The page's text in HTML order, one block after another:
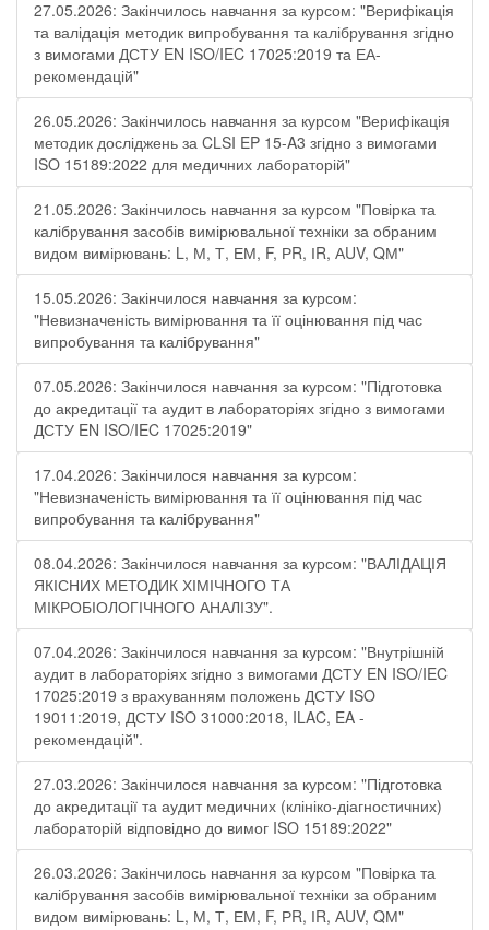
27.05.2026: Закінчилось навчання за курсом: "Верифікація
та валідація методик випробування та калібрування згідно
з вимогами ДСТУ EN ISO/IEC 17025:2019 та ЕА-
рекомендацій"
26.05.2026: Закінчилось навчання за курсом "Верифікація
методик досліджень за CLSI EP 15-A3 згідно з вимогами
ISO 15189:2022 для медичних лабораторій"
21.05.2026: Закінчилось навчання за курсом "Повірка та
калібрування засобів вимірювальної техніки за обраним
видом вимірювань: L, М, Т, ЕМ, F, РR, ІR, АUV, QМ"
15.05.2026: Закінчилося навчання за курсом:
"Невизначеність вимірювання та її оцінювання під час
випробування та калібрування"
07.05.2026: Закінчилося навчання за курсом: "Підготовка
до акредитації та аудит в лабораторіях згідно з вимогами
ДСТУ EN ISO/IEC 17025:2019"
17.04.2026: Закінчилося навчання за курсом:
"Невизначеність вимірювання та її оцінювання під час
випробування та калібрування"
08.04.2026: Закінчилося навчання за курсом: "ВАЛІДАЦІЯ
ЯКІСНИХ МЕТОДИК ХІМІЧНОГО ТА
МІКРОБІОЛОГІЧНОГО АНАЛІЗУ".
07.04.2026: Закінчилося навчання за курсом: "Внутрішній
аудит в лабораторіях згідно з вимогами ДСТУ EN ISO/IEC
17025:2019 з врахуванням положень ДСТУ ISO
19011:2019, ДСТУ ISO 31000:2018, ILAC, EA -
рекомендацій".
27.03.2026: Закінчилося навчання за курсом: "Підготовка
до акредитації та аудит медичних (клініко-діагностичних)
лабораторій відповідно до вимог ISO 15189:2022"
26.03.2026: Закінчилось навчання за курсом "Повірка та
калібрування засобів вимірювальної техніки за обраним
видом вимірювань: L, М, Т, ЕМ, F, РR, ІR, АUV, QМ"